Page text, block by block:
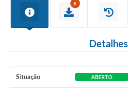
8
Detalhes
Situação ABERTO